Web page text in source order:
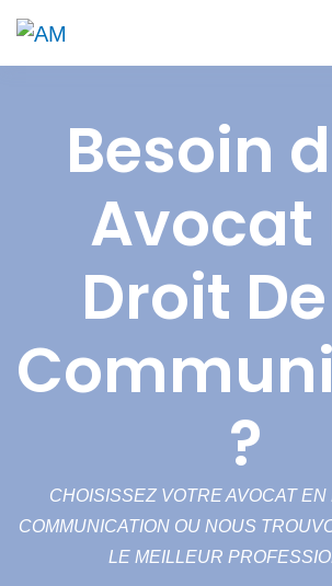
Besoin
Avocat
Droit
?
CHOISISSEZ VOTRE AVOCAT EN
COMMUNICATION OU NOUS
LE MEILLEUR